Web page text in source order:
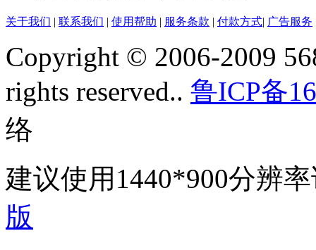
关于我们 | 联系我们 | 使用帮助 | 服务条款 | 付款方式| 广告服务
Copyright © 2006-2009
rights reserved.. 鲁ICP备
络
建议使用1440*900分辨
版